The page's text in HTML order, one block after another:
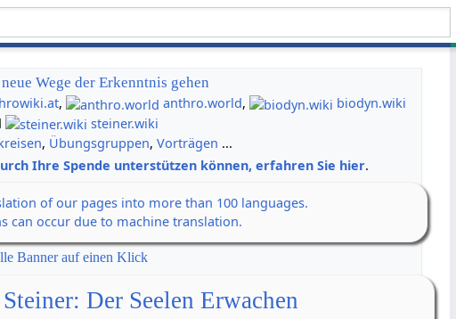
Wege der Erkenntnis gehen
, anthro.world,
biodyn.wiki
steiner.wiki
, Übungsgruppen,Vorträgen ...
Ihre Spende unterstützen können, erfahren Sie hier.
of our pages into more than 100 languages.
can occur due to machine translation.
Banner auf einen Klick
Der Seelen Erwachen